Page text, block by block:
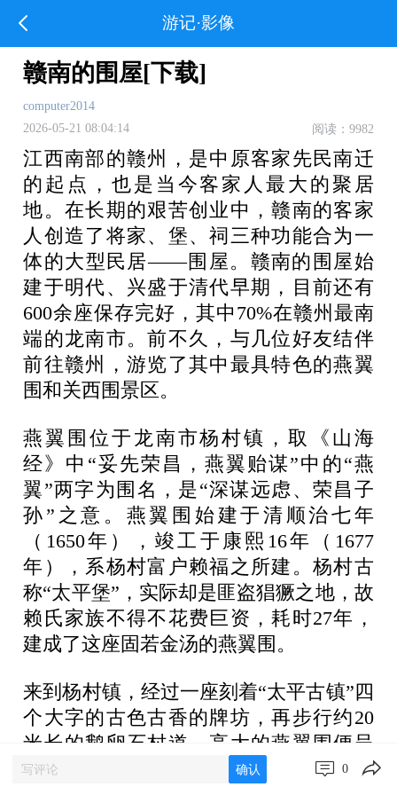
游记·影像
赣南的围屋[下载]
computer2014
2026-05-21 08:04:14
阅读：9982
江西南部的赣州，是中原客家先民南迁
的起点，也是当今客家人最大的聚居
地。在长期的艰苦创业中，赣南的客家
人创造了将家、堡、祠三种功能合为一
体的大型民居——围屋。赣南的围屋始
建于明代、兴盛于清代早期，目前还有
600余座保存完好，其中70%在赣州最南
端的龙南市。前不久，与几位好友结伴
前往赣州，游览了其中最具特色的燕翼
围和关西围景区。
燕翼围位于龙南市杨村镇，取《山海
经》中“妥先荣昌，燕翼贻谋”中的“燕
翼”两字为围名，是“深谋远虑、荣昌子
孙”之意。燕翼围始建于清顺治七年
（1650年），竣工于康熙16年（1677
年），系杨村富户赖福之所建。杨村古
称“太平堡”，实际却是匪盗猖獗之地，故
赖氏家族不得不花费巨资，耗时27年，
建成了这座固若金汤的燕翼围。
来到杨村镇，经过一座刻着“太平古镇”四
个大字的古色古香的牌坊，再步行约20
米长的鹅卵石村道，高大的燕翼围便呈
现在眼前。燕翼围墙高14.3米，长41.5
确认 0